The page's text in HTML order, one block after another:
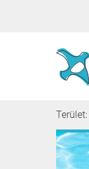
Terület: